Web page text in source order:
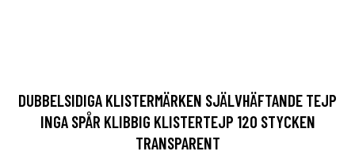
DUBBELSIDIGA KLISTERMÄRKEN SJÄLVHÄFTANDE TEJP
INGA SPÅR KLIBBIG KLISTERTEJP 120 STYCKEN
TRANSPARENT